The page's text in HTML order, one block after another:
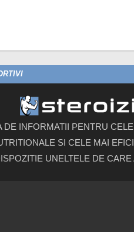
DE INFORMATII PENTRU
SI CELE MAI
UNELTELE DE